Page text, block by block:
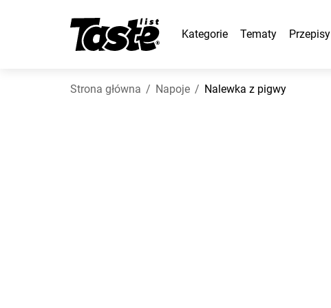
Kategorie Tematy Przepisy
Strona główna Napoje Nalewka z pigwy